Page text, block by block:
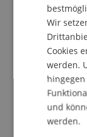
School/
Kontakt
Wir
Cookies
werden.
und
werden.